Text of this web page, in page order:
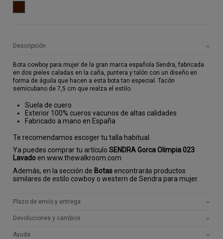
Descripción
Bota cowboy para mujer de la gran marca española Sendra, fabricada
en dos pieles caladas en la caña, puntera y talón con un diseño en
forma de águila que hacen a esta bota tan especial. Tacón
semicubano de 7,5 cm que realza el estilo.
Suela de cuero
Exterior 100% cueros vacunos de altas calidades
Fabricado a mano en España
Te recomendamos escoger tu talla habitual.
Ya puedes comprar tu artículoSENDRA Gorca Olimpia 023
Lavado en www.thewalkroom.com
Además, en la sección de Botas encontrarás productos
similares de estilo cowboy o western de Sendra para mujer.
Plazo de envío y entrega
Devoluciones y cambios
Ayuda